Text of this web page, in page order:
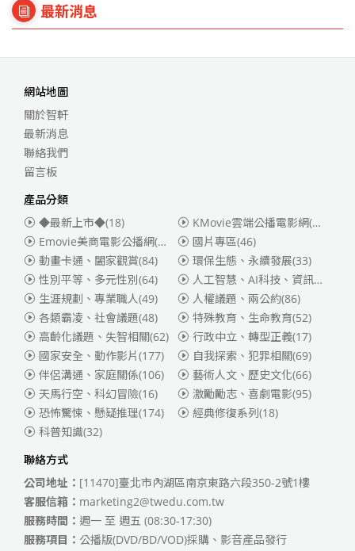
最新消息
網站地圖
關於智軒
最新消息
聯絡我們
留言板
產品分類
◆最新上市◆(18)
KMovie雲端公播電影網(迪士尼、福斯、索尼)
Emovie美商電影公播網(華納)
(186)
國片專區(46)
動畫卡通、闔家觀賞(84) 環保生態、永續發展(33)
性別平等、多元性別(64) 人工智慧、AI科技、資訊安全
生涯規劃、專業職人(49) 人權議題、兩公約(86)
各類霸凌、社會議題(48) 特殊教育、生命教育(52)
高齡化議題、失智相關(62) 行政中立、轉型正義(17)
國家安全、動作影片(177) 自我探索、犯罪相關(69)
伴侶溝通、家庭關係(106) 藝術人文、歷史文化(66)
天馬行空、科幻冒險(16) 激勵勵志、喜劇電影(95)
恐怖驚悚、懸疑推理(174) 經典修復系列(18)
科普知識(32)
聯絡方式
公司地址： [11470]臺北市內湖區南京東路六段350-2號1樓
客服信箱： marketing2@twedu.com.tw
服務時間： 週一 至 週五 (08:30-17:30)
服務項目： 公播版(DVD/BD/VOD)採購、影音產品發行